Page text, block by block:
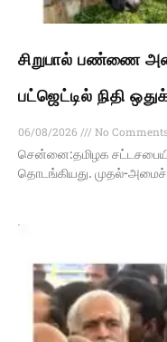
சிறுபால் பண்ணை
பட்ஜெட்டில் நிதி
06/08/2026
No
சென்னை:தமிழக
தொடங்கியது. முதல்-